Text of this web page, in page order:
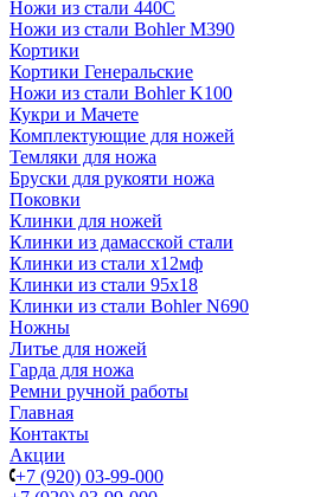
Ножи из стали 440С
Ножи из стали Bohler M390
Кортики
Кортики Генеральские
Ножи из стали Bohler K100
Кукри и Мачете
Комплектующие для ножей
Темляки для ножа
Бруски для рукояти ножа
Поковки
Клинки для ножей
Клинки из дамасской стали
Клинки из стали х12мф
Клинки из стали 95х18
Клинки из стали Bohler N690
Ножны
Литье для ножей
Гарда для ножа
Ремни ручной работы
Главная
Контакты
Акции
+7 (920) 03-99-000